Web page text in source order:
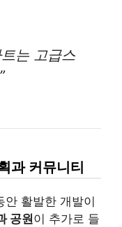
는 고급스
과 커뮤니티
활발한 개발이
공원이 추가로 들